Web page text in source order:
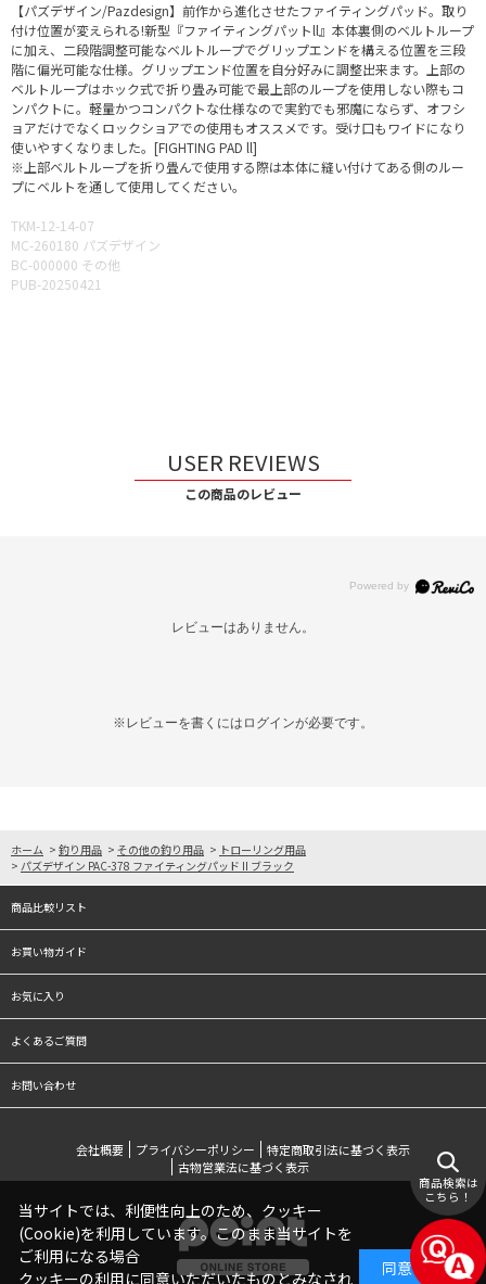
【パズデザイン/Pazdesign】前作から進化させたファイティングパッド。取り
付け位置が変えられる!新型『ファイティングパットll』本体裏側のベルトループ
に加え、二段階調整可能なベルトループでグリップエンドを構える位置を三段
階に偏光可能な仕様。グリップエンド位置を自分好みに調整出来ます。上部の
ベルトループはホック式で折り畳み可能で最上部のループを使用しない際もコ
ンパクトに。軽量かつコンパクトな仕様なので実釣でも邪魔にならず、オフシ
ョアだけでなくロックショアでの使用もオススメです。受け口もワイドになり
使いやすくなりました。[FIGHTING PAD ll]
※上部ベルトループを折り畳んで使用する際は本体に縫い付けてある側のルー
プにベルトを通して使用してください。
TKM-12-14-07
MC-260180 パズデザイン
BC-000000 その他
PUB-20250421
USER REVIEWS
この商品のレビュー
レビューはありません。
※レビューを書くには ログインが必要です。
ホーム > 釣り用品 > その他の釣り用品 > トローリング用品
> パズデザイン PAC-378 ファイティングパッド II ブラック
商品比較リスト
お買い物ガイド
お気に入り
よくあるご質問
お問い合わせ
会社概要 プライバシーポリシー
特定商取引法に基づく表示
古物営業法に基づく表示
商品検索は
こちら！
当サイトでは、利便性向上のため、クッキー
(Cookie)を利用しています。このまま当サイトを
ご利用になる場合
クッキーの利用に同意いただいたものとみなされ
同意する